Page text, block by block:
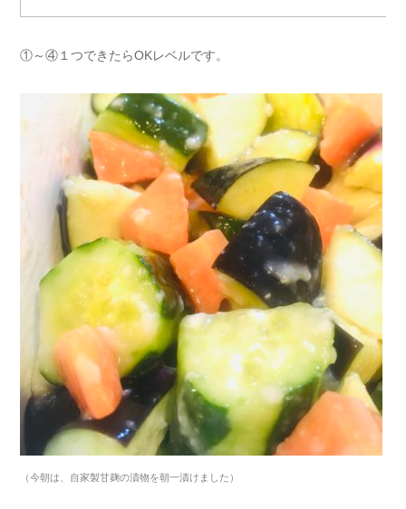
①～④１つできたらOKレベルです。
（今朝は、自家製甘麹の漬物を朝一漬けました）